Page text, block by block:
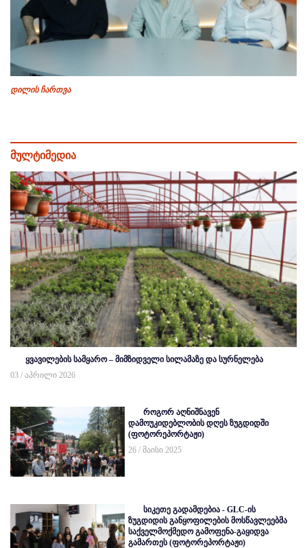
დილის ჩართვა
მულტიმედია
ყვავილების სამყარო – მიმზიდველი სილამაზე და სურნელება
03 / აპრილი 2026
როგორ აღნიშნავენ
დამოუკიდებლობის დღეს ზუგდიდში
(ფოტორეპორტაჟი)
26 / მაისი 2025
სიკეთე გადამდებია - GLC-ის
ზუგდიდის განყოფილების მოსწავლეებმა
საქველმოქმედო გამოფენა-გაყიდვა
გამართეს (ფოტორეპორტაჟი)